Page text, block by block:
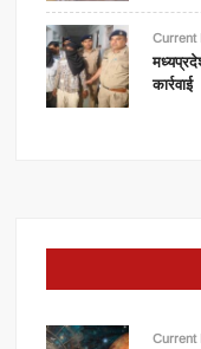
Current
कार्रवाई
Current